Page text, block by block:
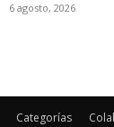
6 agosto, 2026
Categorías